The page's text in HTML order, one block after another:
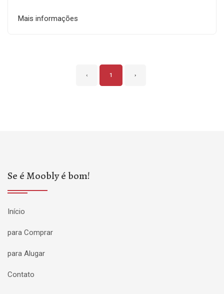
Mais informações
‹ 1 ›
Se é Moobly é bom!
Início
para Comprar
para Alugar
Contato